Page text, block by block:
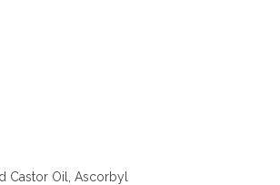
Castor Oil, Ascorbyl